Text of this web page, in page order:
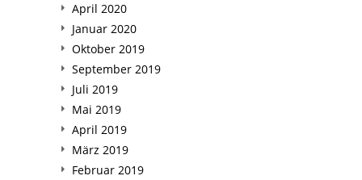
April 2020
Januar 2020
Oktober 2019
September 2019
Juli 2019
Mai 2019
April 2019
März 2019
Februar 2019